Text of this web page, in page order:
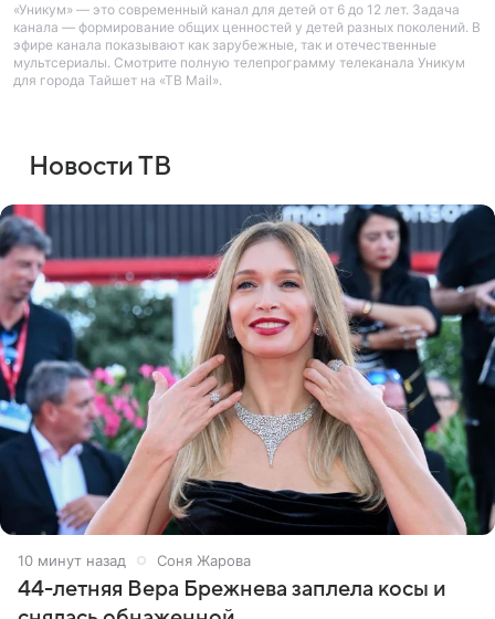
«Уникум» — это современный канал для детей от 6 до 12 лет. Задача
канала — формирование общих ценностей у детей разных поколений. В
эфире канала показывают как зарубежные, так и отечественные
мультсериалы. Смотрите полную телепрограмму телеканала Уникум
для города Тайшет на «ТВ Mail».
Новости ТВ
10 минут назад Соня Жарова
44-летняя Вера Брежнева заплела косы и